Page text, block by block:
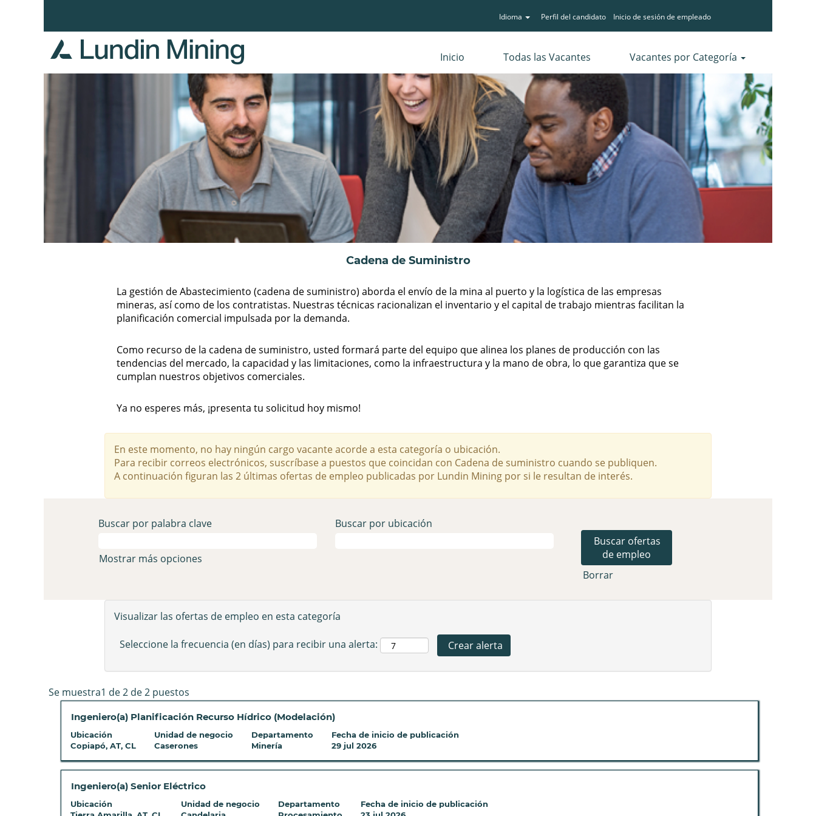
Idioma Perfil del candidato Inicio de sesión de empleado
Inicio Todas las Vacantes Vacantes por Categoría
suministro
Cadena de Suministro
La gestión de Abastecimiento (cadena de suministro) aborda el envío de la mina al puerto y la logística de las empresas
mineras, así como de los contratistas. Nuestras técnicas racionalizan el inventario y el capital de trabajo mientras facilitan la
planificación comercial impulsada por la demanda.
Como recurso de la cadena de suministro, usted formará parte del equipo que alinea los planes de producción con las
tendencias del mercado, la capacidad y las limitaciones, como la infraestructura y la mano de obra, lo que garantiza que se
cumplan nuestros objetivos comerciales.
Ya no esperes más, ¡presenta tu solicitud hoy mismo!
En este momento, no hay ningún cargo vacante acorde a esta categoría o ubicación.
Para recibir correos electrónicos, suscríbase a puestos que coincidan con Cadena de suministro cuando se publiquen.
A continuación figuran las 2 últimas ofertas de empleo publicadas por Lundin Mining por si le resultan de interés.
Buscar por palabra clave Buscar por ubicación
Mostrar más opciones
Borrar
Visualizar las ofertas de empleo en esta categoría
Seleccione la frecuencia (en días) para recibir una alerta:
Se muestra1 de 2 de 2 puestos
de
búsqueda
de
"".
Se
muestra1
de
2
de
Título
Ingeniero(a) Planificación Recurso Hídrico (Modelación)
Ubicación
Copiapó, AT, CL
Unidad de negocio
Caserones
Departamento
Minería
Fecha de inicio de publicación
29 jul 2026
Seleccione
con
la
espaciadora
para
el
Título
Ingeniero(a) Senior Eléctrico
Ubicación
Unidad de negocio
Departamento
Fecha de inicio de publicación
Seleccione
con
la